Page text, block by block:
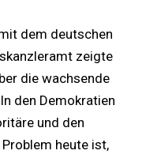
dem deutschen
zeigte
die wachsende
den Demokratien
und den
heute ist,